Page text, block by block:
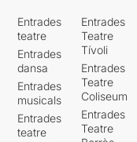
Entrades
teatre
Entrades
dansa
Entrades
musicals
Entrades
teatre
Entrades
Teatre
Tívoli
Entrades
Teatre
Coliseum
Entrades
Teatre